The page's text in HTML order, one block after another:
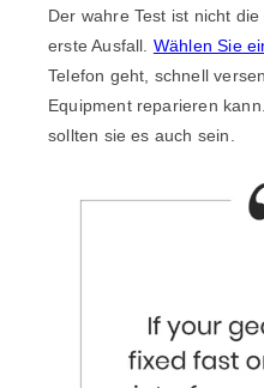
Der wahre Test ist nicht
erste Ausfall. Wählen Sie
Telefon geht, schnell
Equipment reparieren
sollten sie es auch sein.